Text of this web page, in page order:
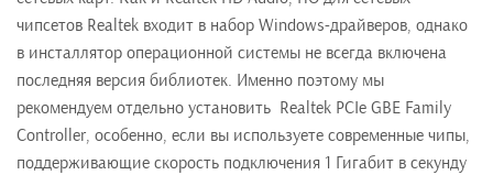
чипсетов Realtek входит в набор Windows-драйверов, однако
в инсталлятор операционной системы не всегда включена
последняя версия библиотек. Именно поэтому мы
рекомендуем отдельно установить Realtek PCIe GBE Family
Controller, особенно, если вы используете современные чипы,
поддерживающие скорость подключения 1 Гигабит в секунду